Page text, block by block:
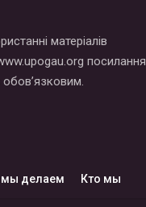
матеріалів
посилання
мы делаем Кто мы